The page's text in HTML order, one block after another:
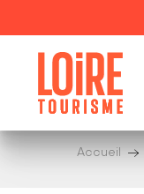
au
contenu
Accueil